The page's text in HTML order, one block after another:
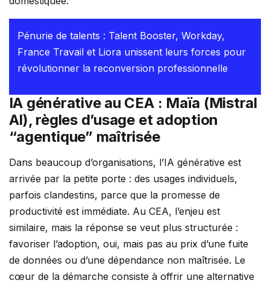
Pénurie de talents : Talent Booster, Workday,
France Travail et Liora unissent leurs forces pour
révolutionner la reconversion professionnelle
IA générative au CEA : Maïa (Mistral
AI), règles d’usage et adoption
“agentique” maîtrisée
Dans beaucoup d’organisations, l’IA générative est
arrivée par la petite porte : des usages individuels,
parfois clandestins, parce que la promesse de
productivité est immédiate. Au CEA, l’enjeu est
similaire, mais la réponse se veut plus structurée :
favoriser l’adoption, oui, mais pas au prix d’une fuite
de données ou d’une dépendance non maîtrisée. Le
cœur de la démarche consiste à offrir une alternative